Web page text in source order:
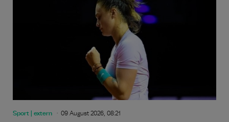
Sport | extern 09 August 2026, 08:21